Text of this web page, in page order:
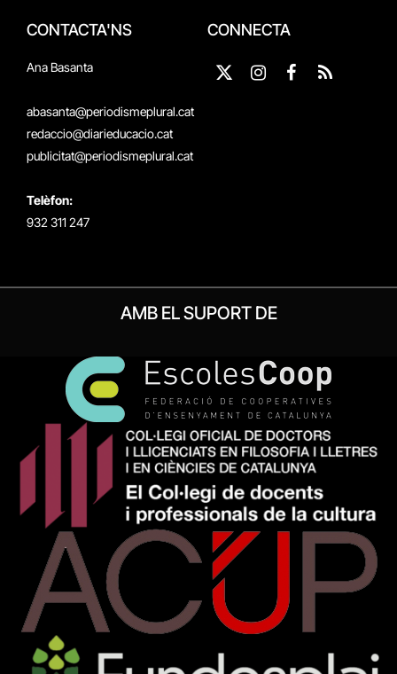
CONTACTA'NS
Ana Basanta
abasanta@periodismeplural.cat
redaccio@diarieducacio.cat
publicitat@periodismeplural.cat
Telèfon:
932 311 247
CONNECTA
X
Instagram
Facebook
RSS
AMB EL SUPORT DE